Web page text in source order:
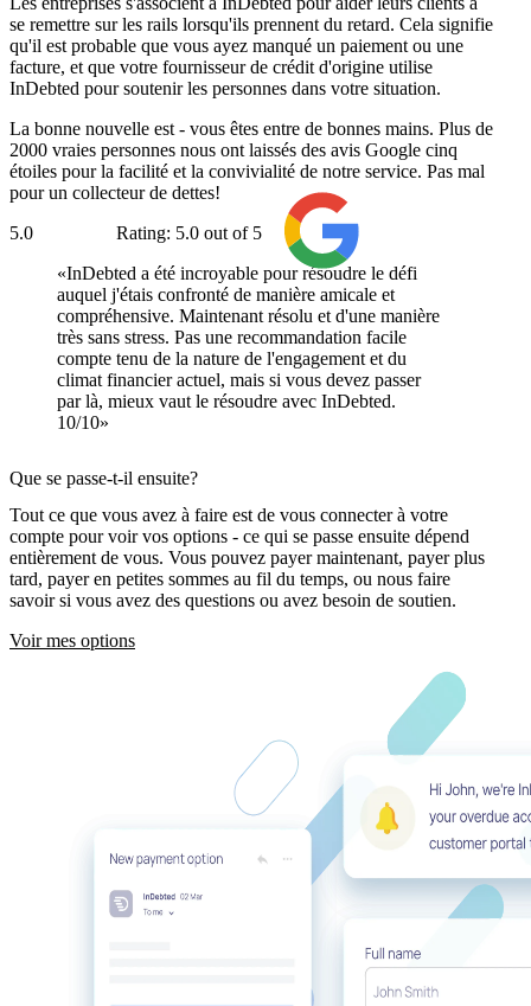
se remettre sur les rails lorsqu'ils prennent du retard. Cela signifie
qu'il est probable que vous ayez manqué un paiement ou une
facture, et que votre fournisseur de crédit d'origine utilise
InDebted pour soutenir les personnes dans votre situation.
La bonne nouvelle est - vous êtes entre de bonnes mains. Plus de
2000 vraies personnes nous ont laissés des avis Google cinq
étoiles pour la facilité et la convivialité de notre service. Pas mal
pour un collecteur de dettes!
5.0
Rating: 5.0 out of 5Google
InDebted a été incroyable pour résoudre le défi
auquel j'étais confronté de manière amicale et
compréhensive. Maintenant résolu et d'une manière
très sans stress. Pas une recommandation facile
compte tenu de la nature de l'engagement et du
climat financier actuel, mais si vous devez passer
par là, mieux vaut le résoudre avec InDebted.
10/10
Que se passe-t-il ensuite?
Tout ce que vous avez à faire est de vous connecter à votre
compte pour voir vos options - ce qui se passe ensuite dépend
entièrement de vous. Vous pouvez payer maintenant, payer plus
tard, payer en petites sommes au fil du temps, ou nous faire
savoir si vous avez des questions ou avez besoin de soutien.
Voir mes options